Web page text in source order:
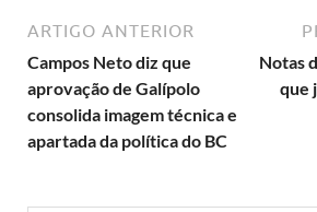
ARTIGO ANTERIOR
Campos Neto diz que
aprovação de Galípolo
consolida imagem técnica e
apartada da política do BC
Notas
que